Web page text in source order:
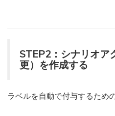
STEP2：シナリオア
更）を作成する
ラベルを自動で付与するため